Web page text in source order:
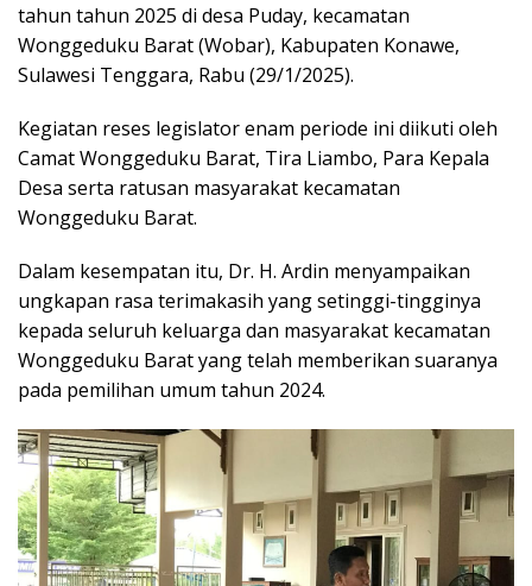
tahun tahun 2025 di desa Puday, kecamatan
Wonggeduku Barat (Wobar), Kabupaten Konawe,
Sulawesi Tenggara, Rabu (29/1/2025).
Kegiatan reses legislator enam periode ini diikuti oleh
Camat Wonggeduku Barat, Tira Liambo, Para Kepala
Desa serta ratusan masyarakat kecamatan
Wonggeduku Barat.
Dalam kesempatan itu, Dr. H. Ardin menyampaikan
ungkapan rasa terimakasih yang setinggi-tingginya
kepada seluruh keluarga dan masyarakat kecamatan
Wonggeduku Barat yang telah memberikan suaranya
pada pemilihan umum tahun 2024.